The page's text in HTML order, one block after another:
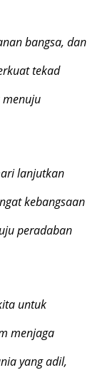
bangsa, dan
tekad
menuju
lanjutkan
kebangsaan
peradaban
untuk
menjaga
yang adil,